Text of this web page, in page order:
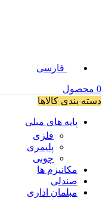
فارسی
0 محصول
دسته بندی کالاها
پایه های مبلی
فلزی
پلیمری
چوبی
مکانیزم ها
صندلی
مبلمان اداری